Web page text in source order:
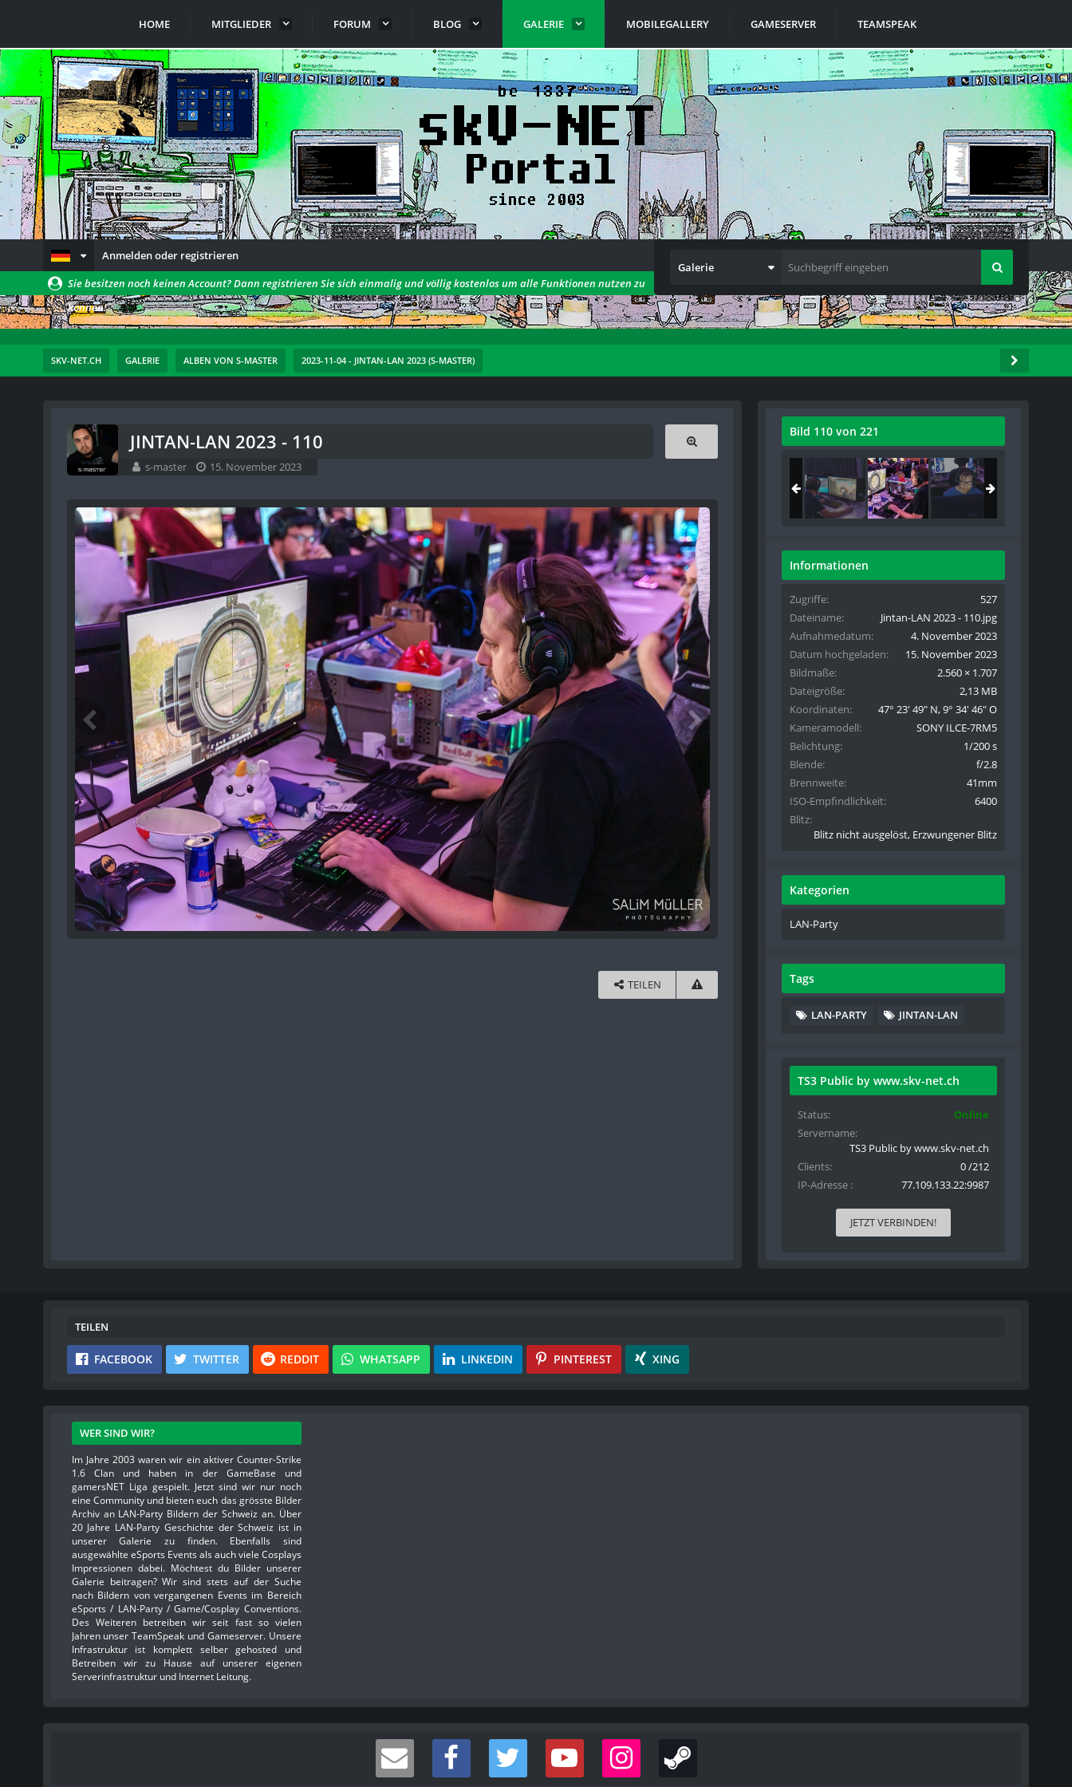
HOME MITGLIEDER FORUM BLOG GALERIE MOBILEGALLERY GAMESERVER TEAMSPEAK
Anmelden oder registrieren
Galerie
Sie besitzen noch keinen Account? Dann registrieren Sie sich einmalig und völlig kostenlos um alle Funktionen nutzen zu
können!
SKV-NET.CH GALERIE ALBEN VON S-MASTER 2023-11-04 - JINTAN-LAN 2023 (S-MASTER)
JINTAN-LAN 2023 - 110
s-master 15. November 2023
TEILEN
Bild 110 von 221
Informationen
Zugriffe
527
Dateiname
Jintan-LAN 2023 - 110.jpg
Aufnahmedatum
4. November 2023
Datum hochgeladen
15. November 2023
Bildmaße
2.560 × 1.707
Dateigröße
2,13 MB
Koordinaten
47° 23' 49" N, 9° 34' 46" O
Kameramodell
SONY ILCE-7RM5
Belichtung
1/200 s
Blende
f/2.8
Brennweite
41mm
ISO-Empfindlichkeit
6400
Blitz
Blitz nicht ausgelöst, Erzwungener Blitz
Kategorien
LAN-Party
Tags
LAN-PARTY JINTAN-LAN
TS3 Public by www.skv-net.ch
Status
Online
Servername
TS3 Public by www.skv-net.ch
Clients
0 /212
IP-Adresse
77.109.133.22:9987
JETZT VERBINDEN!
TEILEN
FACEBOOK TWITTER REDDIT WHATSAPP LINKEDIN PINTEREST XING
WER SIND WIR?
Im Jahre 2003 waren wir ein aktiver Counter-Strike
1.6 Clan und haben in der GameBase und
gamersNET Liga gespielt. Jetzt sind wir nur noch
eine Community und bieten euch das grösste Bilder
Archiv an LAN-Party Bildern der Schweiz an. Über
20 Jahre LAN-Party Geschichte der Schweiz ist in
unserer Galerie zu finden. Ebenfalls sind
ausgewählte eSports Events als auch viele Cosplays
Impressionen dabei. Möchtest du Bilder unserer
Galerie beitragen? Wir sind stets auf der Suche
nach Bildern von vergangenen Events im Bereich
eSports / LAN-Party / Game/Cosplay Conventions.
Des Weiteren betreiben wir seit fast so vielen
Jahren unser TeamSpeak und Gameserver. Unsere
Infrastruktur ist komplett selber gehosted und
Betreiben wir zu Hause auf unserer eigenen
Serverinfrastruktur und Internet Leitung.